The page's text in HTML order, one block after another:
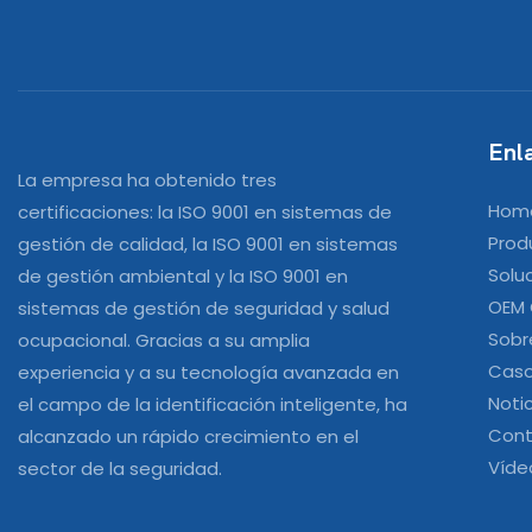
La empresa ha obtenido tres
certificaciones: la ISO 9001 en sistemas de
gestión de calidad, la ISO 9001 en sistemas
de gestión ambiental y la ISO 9001 en
sistemas de gestión de seguridad y salud
ocupacional. Gracias a su amplia
experiencia y a su tecnología avanzada en
el campo de la identificación inteligente, ha
alcanzado un rápido crecimiento en el
sector de la seguridad.
OEM